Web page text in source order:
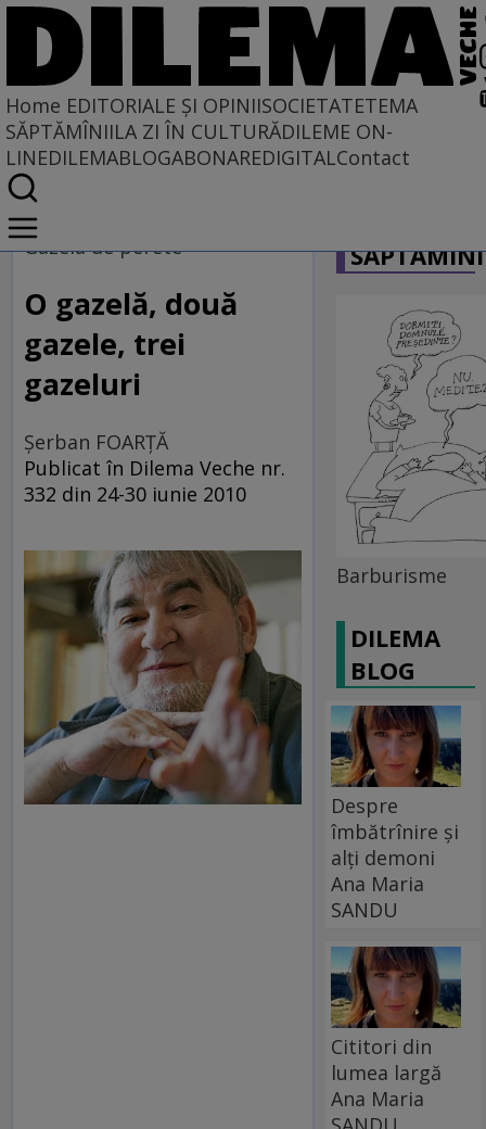
Home EDITORIALE ȘI OPINIISOCIETATETEMA
SĂPTĂMÎNIILA ZI ÎN CULTURĂDILEME ON-
LINEDILEMABLOGABONAREDIGITALContact
Home
EDITORIALE ȘI OPINII
TÎLC SHOW
Gazela de perete
O gazelă, două
gazele, trei
gazeluri
Şerban FOARŢĂ
Publicat în Dilema Veche nr.
332 din 24-30 iunie 2010
Barburisme
DILEMA
BLOG
Despre
îmbătrînire și
alți demoni
Ana Maria
SANDU
Cititori din
lumea largă
Ana Maria